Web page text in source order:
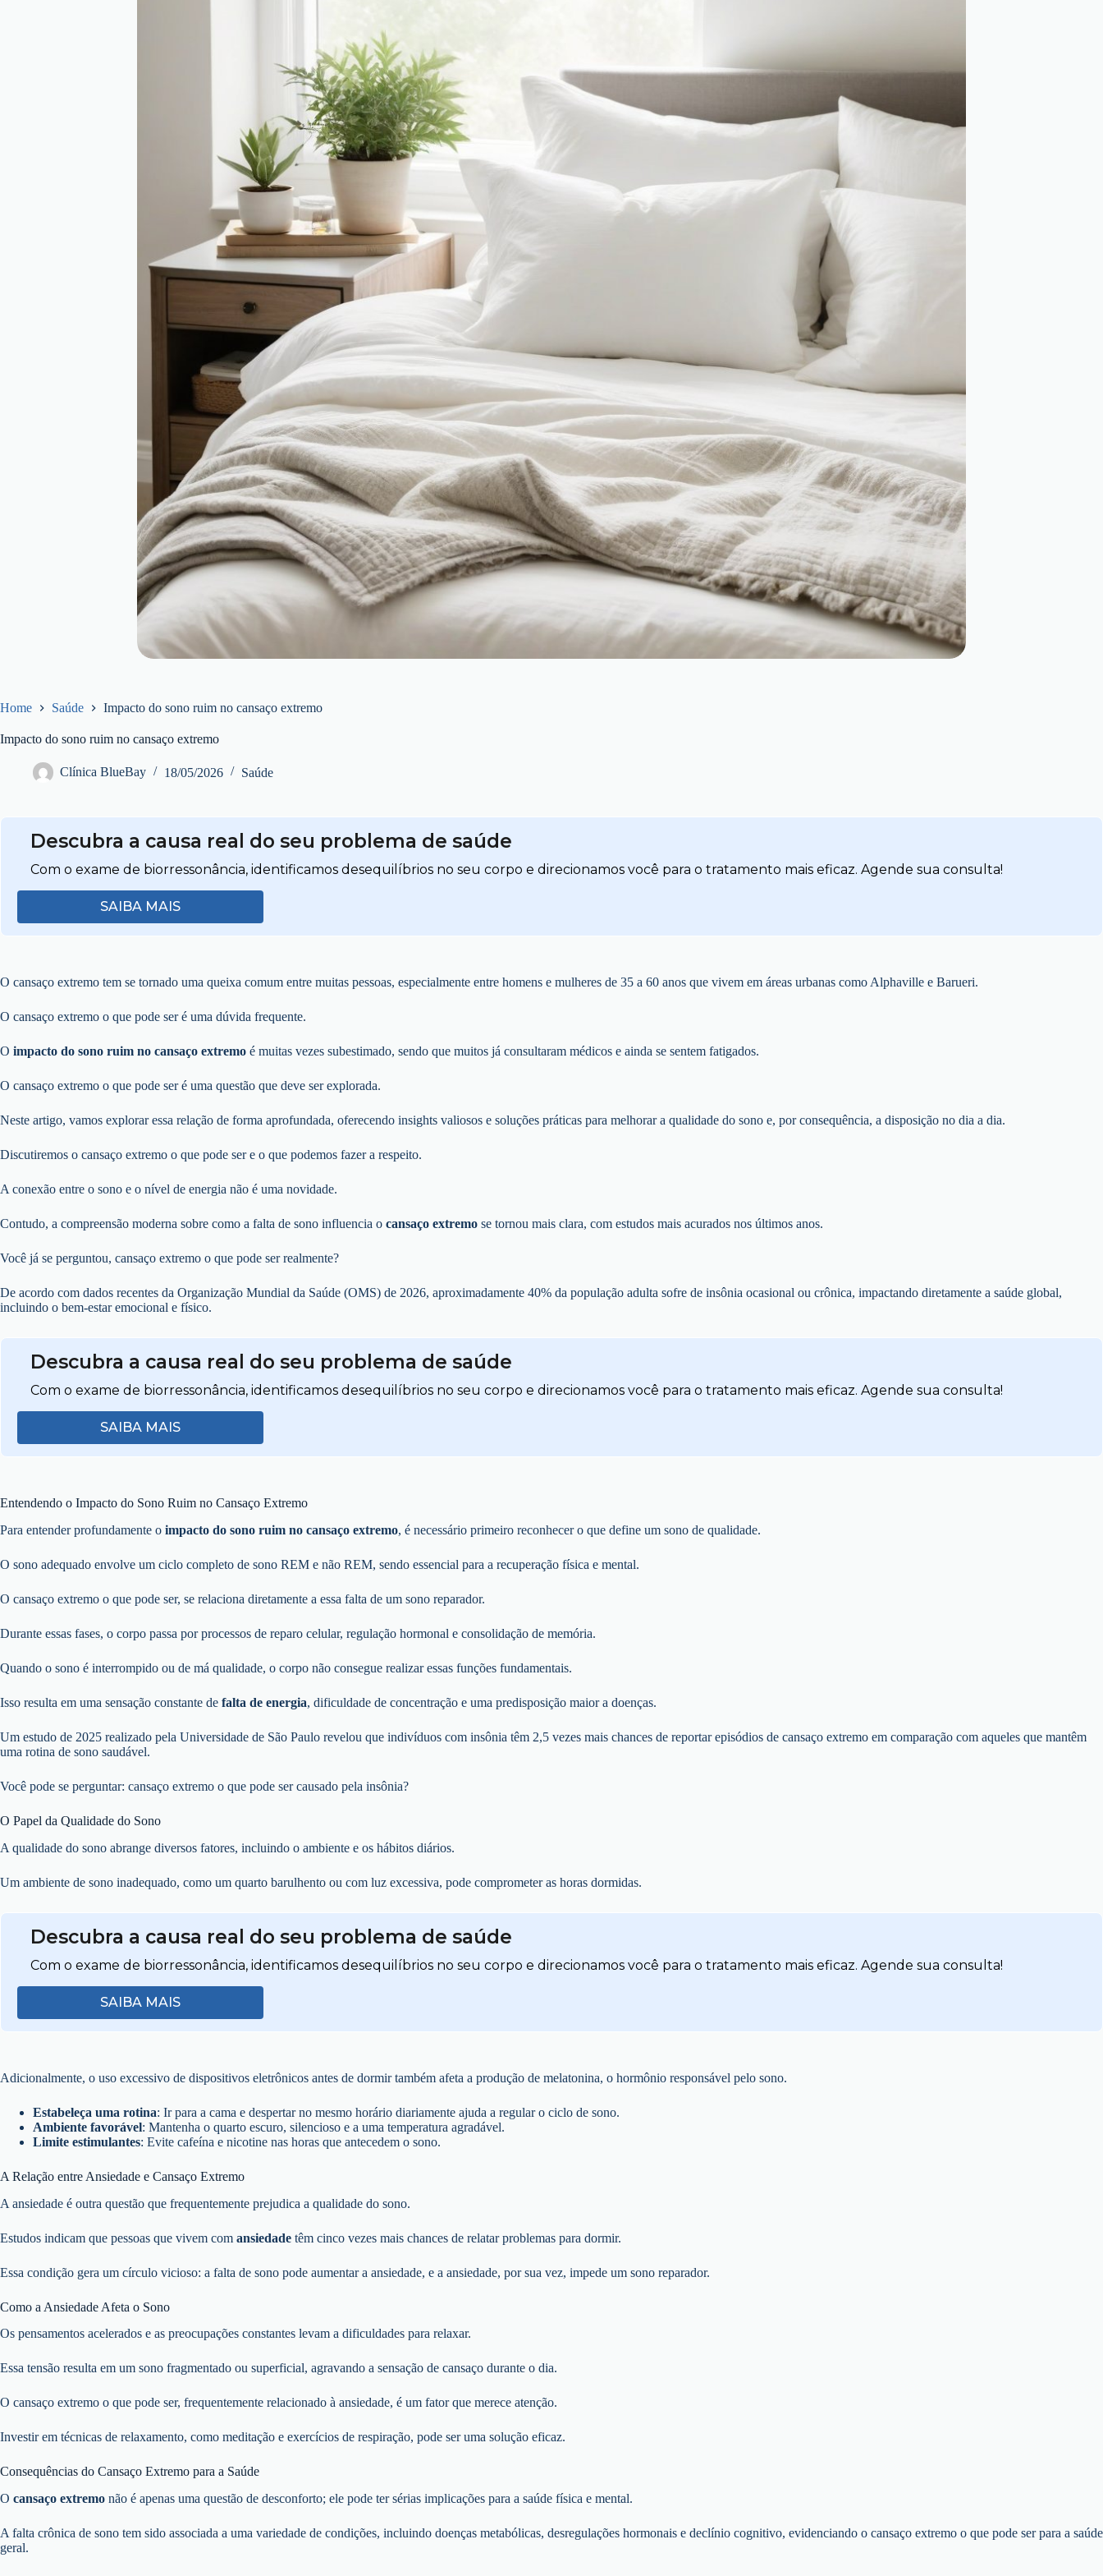
Home Saúde Impacto do sono ruim no cansaço extremo
Impacto do sono ruim no cansaço extremo
Clínica BlueBay 18/05/2026 Saúde
Descubra a causa real do seu problema de saúde
Com o exame de biorressonância, identificamos desequilíbrios no seu corpo e direcionamos você para o tratamento mais eficaz. Agende sua consulta!
SAIBA MAIS
O cansaço extremo tem se tornado uma queixa comum entre muitas pessoas, especialmente entre homens e mulheres de 35 a 60 anos que vivem em áreas urbanas como Alphaville e Barueri.
O cansaço extremo o que pode ser é uma dúvida frequente.
O impacto do sono ruim no cansaço extremo é muitas vezes subestimado, sendo que muitos já consultaram médicos e ainda se sentem fatigados.
O cansaço extremo o que pode ser é uma questão que deve ser explorada.
Neste artigo, vamos explorar essa relação de forma aprofundada, oferecendo insights valiosos e soluções práticas para melhorar a qualidade do sono e, por consequência, a disposição no dia a dia.
Discutiremos o cansaço extremo o que pode ser e o que podemos fazer a respeito.
A conexão entre o sono e o nível de energia não é uma novidade.
Contudo, a compreensão moderna sobre como a falta de sono influencia o cansaço extremo se tornou mais clara, com estudos mais acurados nos últimos anos.
Você já se perguntou, cansaço extremo o que pode ser realmente?
De acordo com dados recentes da Organização Mundial da Saúde (OMS) de 2026, aproximadamente 40% da população adulta sofre de insônia ocasional ou crônica, impactando diretamente a saúde global,
incluindo o bem-estar emocional e físico.
Descubra a causa real do seu problema de saúde
Com o exame de biorressonância, identificamos desequilíbrios no seu corpo e direcionamos você para o tratamento mais eficaz. Agende sua consulta!
SAIBA MAIS
Entendendo o Impacto do Sono Ruim no Cansaço Extremo
Para entender profundamente o impacto do sono ruim no cansaço extremo, é necessário primeiro reconhecer o que define um sono de qualidade.
O sono adequado envolve um ciclo completo de sono REM e não REM, sendo essencial para a recuperação física e mental.
O cansaço extremo o que pode ser, se relaciona diretamente a essa falta de um sono reparador.
Durante essas fases, o corpo passa por processos de reparo celular, regulação hormonal e consolidação de memória.
Quando o sono é interrompido ou de má qualidade, o corpo não consegue realizar essas funções fundamentais.
Isso resulta em uma sensação constante de falta de energia, dificuldade de concentração e uma predisposição maior a doenças.
Um estudo de 2025 realizado pela Universidade de São Paulo revelou que indivíduos com insônia têm 2,5 vezes mais chances de reportar episódios de cansaço extremo em comparação com aqueles que mantêm
uma rotina de sono saudável.
Você pode se perguntar: cansaço extremo o que pode ser causado pela insônia?
O Papel da Qualidade do Sono
A qualidade do sono abrange diversos fatores, incluindo o ambiente e os hábitos diários.
Um ambiente de sono inadequado, como um quarto barulhento ou com luz excessiva, pode comprometer as horas dormidas.
Descubra a causa real do seu problema de saúde
Com o exame de biorressonância, identificamos desequilíbrios no seu corpo e direcionamos você para o tratamento mais eficaz. Agende sua consulta!
SAIBA MAIS
Adicionalmente, o uso excessivo de dispositivos eletrônicos antes de dormir também afeta a produção de melatonina, o hormônio responsável pelo sono.
Estabeleça uma rotina: Ir para a cama e despertar no mesmo horário diariamente ajuda a regular o ciclo de sono.
Ambiente favorável: Mantenha o quarto escuro, silencioso e a uma temperatura agradável.
Limite estimulantes: Evite cafeína e nicotine nas horas que antecedem o sono.
A Relação entre Ansiedade e Cansaço Extremo
A ansiedade é outra questão que frequentemente prejudica a qualidade do sono.
Estudos indicam que pessoas que vivem com ansiedade têm cinco vezes mais chances de relatar problemas para dormir.
Essa condição gera um círculo vicioso: a falta de sono pode aumentar a ansiedade, e a ansiedade, por sua vez, impede um sono reparador.
Como a Ansiedade Afeta o Sono
Os pensamentos acelerados e as preocupações constantes levam a dificuldades para relaxar.
Essa tensão resulta em um sono fragmentado ou superficial, agravando a sensação de cansaço durante o dia.
O cansaço extremo o que pode ser, frequentemente relacionado à ansiedade, é um fator que merece atenção.
Investir em técnicas de relaxamento, como meditação e exercícios de respiração, pode ser uma solução eficaz.
Consequências do Cansaço Extremo para a Saúde
O cansaço extremo não é apenas uma questão de desconforto; ele pode ter sérias implicações para a saúde física e mental.
A falta crônica de sono tem sido associada a uma variedade de condições, incluindo doenças metabólicas, desregulações hormonais e declínio cognitivo, evidenciando o cansaço extremo o que pode ser para a saúde
geral.